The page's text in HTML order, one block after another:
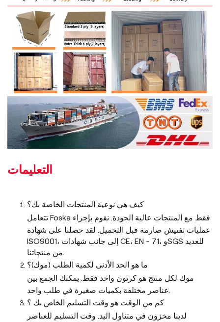
التعليمات
كيف هي نوعية المنتجات الخاصة بك؟
تتعامل Foska فقط مع المنتجات عالية الجودة. نقوم بإجراء
عمليات تفتيش صارمة قبل التحميل. لقد حصلنا على شهادة
ISO9001، إلى جانب شهادات CE، EN - 71، وSGS للعديد
ما هو الحد الأدنى لكمية الطلب (موك)؟
موك لكل منتج هو كرتون واحد فقط. يمكنك الجمع بين
كم من الوقت هو وقت التسليم الخاص بك ؟
لدينا مخزون في متناول اليد. وقت التسليم للعناصر